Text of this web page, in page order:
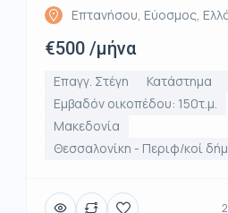
Επτανήσου, Εύοσμος,
€500 /μήνα
Επαγγ. Στέγη Κατάστημα
Εμβαδόν οικοπέδου: 150τ.μ.
Μακεδονία
Θεσσαλονίκη - Περιφ/κοί